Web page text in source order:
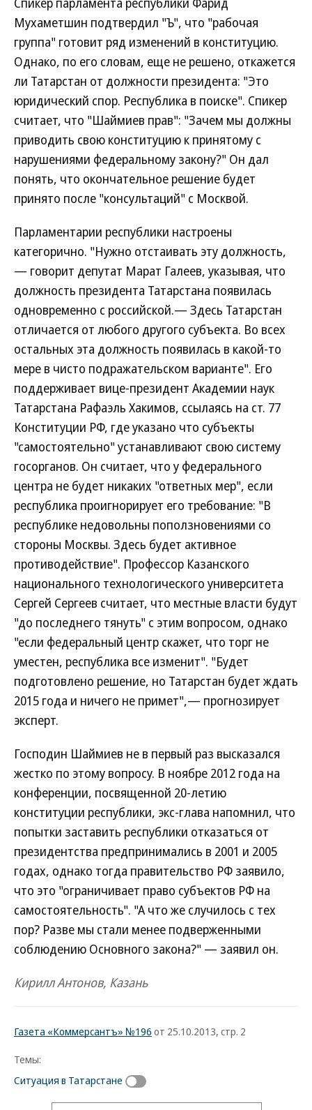
Мухаметшин подтвердил "Ъ", что "рабочая
группа" готовит ряд изменений в конституцию.
Однако, по его словам, еще не решено, откажется
ли Татарстан от должности президента: "Это
юридический спор. Республика в поиске". Спикер
считает, что "Шаймиев прав": "Зачем мы должны
приводить свою конституцию к принятому с
нарушениями федеральному закону?" Он дал
понять, что окончательное решение будет
принято после "консультаций" с Москвой.
Парламентарии республики настроены
категорично. "Нужно отстаивать эту должность,
— говорит депутат Марат Галеев, указывая, что
должность президента Татарстана появилась
одновременно с российской.— Здесь Татарстан
отличается от любого другого субъекта. Во всех
остальных эта должность появилась в какой-то
мере в чисто подражательском варианте". Его
поддерживает вице-президент Академии наук
Татарстана Рафаэль Хакимов, ссылаясь на ст. 77
Конституции РФ, где указано что субъекты
"самостоятельно" устанавливают свою систему
госорганов. Он считает, что у федерального
центра не будет никаких "ответных мер", если
республика проигнорирует его требование: "В
республике недовольны поползновениями со
стороны Москвы. Здесь будет активное
противодействие". Профессор Казанского
национального технологического университета
Сергей Сергеев считает, что местные власти будут
"до последнего тянуть" с этим вопросом, однако
"если федеральный центр скажет, что торг не
уместен, республика все изменит". "Будет
подготовлено решение, но Татарстан будет ждать
2015 года и ничего не примет",— прогнозирует
эксперт.
Господин Шаймиев не в первый раз высказался
жестко по этому вопросу. В ноябре 2012 года на
конференции, посвященной 20-летию
конституции республики, экс-глава напомнил, что
попытки заставить республики отказаться от
президентства предпринимались в 2001 и 2005
годах, однако тогда правительство РФ заявило,
что это "ограничивает право субъектов РФ на
самостоятельность". "А что же случилось с тех
пор? Разве мы стали менее подверженными
соблюдению Основного закона?" — заявил он.
Кирилл Антонов, Казань
Газета «Коммерсантъ» №196 от 25.10.2013, стр. 2
Темы:
Ситуация в Татарстане